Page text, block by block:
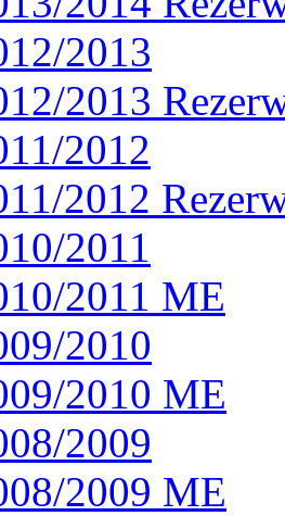
2013
2013
2012
2012
2011
2011 ME
2010
2010 ME
2009
2009 ME